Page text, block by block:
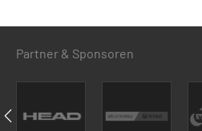
Partner & Sponsoren